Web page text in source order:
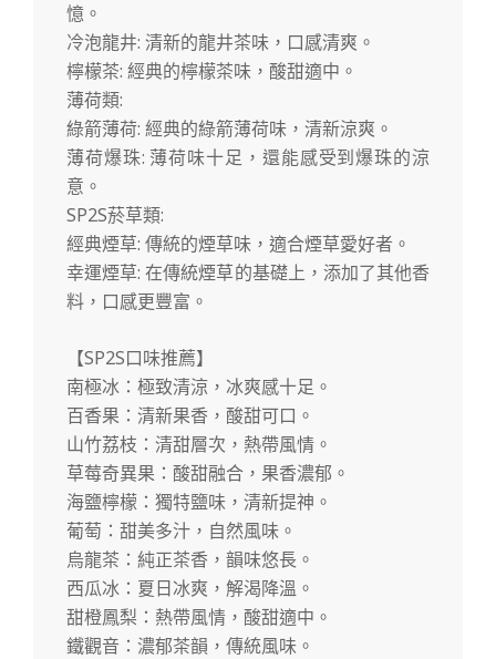
憶。
冷泡龍井: 清新的龍井茶味，口感清爽。
檸檬茶: 經典的檸檬茶味，酸甜適中。
薄荷類:
綠箭薄荷: 經典的綠箭薄荷味，清新涼爽。
薄荷爆珠: 薄荷味十足，還能感受到爆珠的涼
意。
SP2S菸草類:
經典煙草: 傳統的煙草味，適合煙草愛好者。
幸運煙草: 在傳統煙草的基礎上，添加了其他香
料，口感更豐富。
【SP2S口味推薦】
南極冰：極致清涼，冰爽感十足。
百香果：清新果香，酸甜可口。
山竹荔枝：清甜層次，熱帶風情。
草莓奇異果：酸甜融合，果香濃郁。
海鹽檸檬：獨特鹽味，清新提神。
葡萄：甜美多汁，自然風味。
烏龍茶：純正茶香，韻味悠長。
西瓜冰：夏日冰爽，解渴降溫。
甜橙鳳梨：熱帶風情，酸甜適中。
鐵觀音：濃郁茶韻，傳統風味。